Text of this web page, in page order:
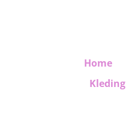
Home
Kleding